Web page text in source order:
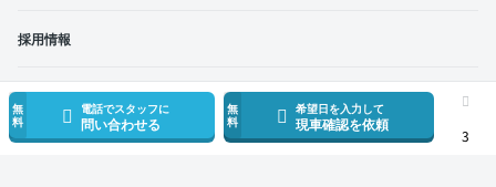
無
料
電話でスタッフに
問い合わせる
無
料
希望日を入力して
現車確認を依頼
3
採用情報
モビリコ加盟会社